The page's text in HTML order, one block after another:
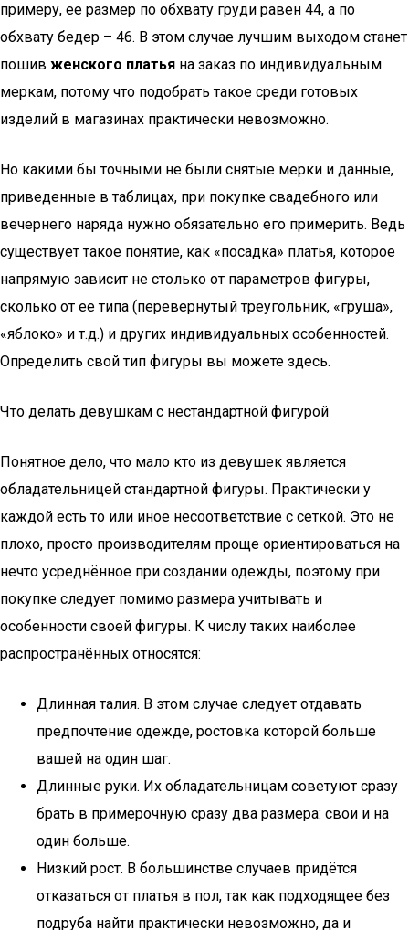
примеру, ее размер по обхвату груди равен 44, а по
обхвату бедер – 46. В этом случае лучшим выходом станет
пошив женского платья на заказ по индивидуальным
меркам, потому что подобрать такое среди готовых
изделий в магазинах практически невозможно.
Но какими бы точными не были снятые мерки и данные,
приведенные в таблицах, при покупке свадебного или
вечернего наряда нужно обязательно его примерить. Ведь
существует такое понятие, как «посадка» платья, которое
напрямую зависит не столько от параметров фигуры,
сколько от ее типа (перевернутый треугольник, «груша»,
«яблоко» и т.д.) и других индивидуальных особенностей.
Определить свой тип фигуры вы можете здесь.
Что делать девушкам с нестандартной фигурой
Понятное дело, что мало кто из девушек является
обладательницей стандартной фигуры. Практически у
каждой есть то или иное несоответствие с сеткой. Это не
плохо, просто производителям проще ориентироваться на
нечто усреднённое при создании одежды, поэтому при
покупке следует помимо размера учитывать и
особенности своей фигуры. К числу таких наиболее
распространённых относятся:
Длинная талия. В этом случае следует отдавать
предпочтение одежде, ростовка которой больше
вашей на один шаг.
Длинные руки. Их обладательницам советуют сразу
брать в примерочную сразу два размера: свои и на
один больше.
Низкий рост. В большинстве случаев придётся
отказаться от платья в пол, так как подходящее без
подруба найти практически невозможно, да и